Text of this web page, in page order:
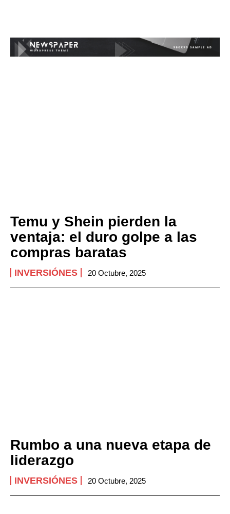
Temu y Shein pierden la
ventaja: el duro golpe a las
compras baratas
INVERSIÓNES 20 Octubre, 2025
Rumbo a una nueva etapa de
liderazgo
INVERSIÓNES 20 Octubre, 2025